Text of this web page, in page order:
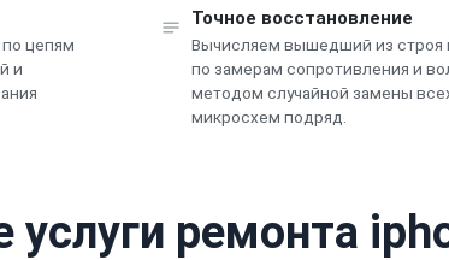
цепям
и
Точное восстановление
Вычисляем вышедший из строя
по замерам сопротивления и
методом случайной замены
микросхем подряд.
ремонта